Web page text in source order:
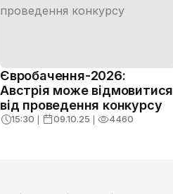
Євробачення-2026:
Австрія може відмовитися
від проведення конкурсу
15:30 ❘ 09.10.25 ❘ 4460